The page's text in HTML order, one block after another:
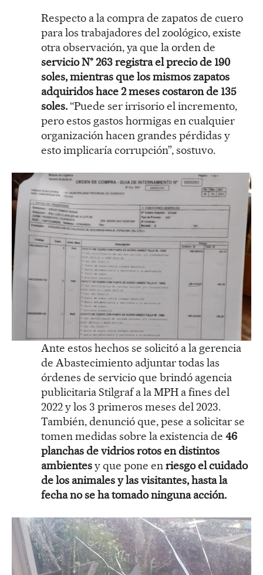
Respecto a la compra de zapatos de cuero
para los trabajadores del zoológico, existe
otra observación, ya que la orden de
servicio N° 263 registra el precio de 190
soles, mientras que los mismos zapatos
adquiridos hace 2 meses costaron de 135
soles.“Puede ser irrisorio el incremento,
pero estos gastos hormigas en cualquier
organización hacen grandes pérdidas y
esto implicaría corrupción”, sostuvo.
Ante estos hechos se solicitó a la gerencia
de Abastecimiento adjuntar todas las
órdenes de servicio que brindó agencia
publicitaria Stilgraf a la MPH a fines del
2022 y los 3 primeros meses del 2023.
También, denunció que, pese a solicitar se
tomen medidas sobre la existencia de 46
planchas de vidrios rotos en distintos
ambientesy que pone enriesgo el cuidado
de los animales y las visitantes, hasta la
fecha no se ha tomado ninguna acción.